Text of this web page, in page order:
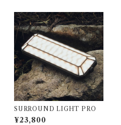
SURROUND LIGHT PRO
¥23,800